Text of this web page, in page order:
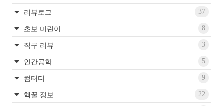
리뷰로그 37
초보 미린이 8
직구 리뷰 3
인간공학 5
컴터디 9
핵꿀 정보 22